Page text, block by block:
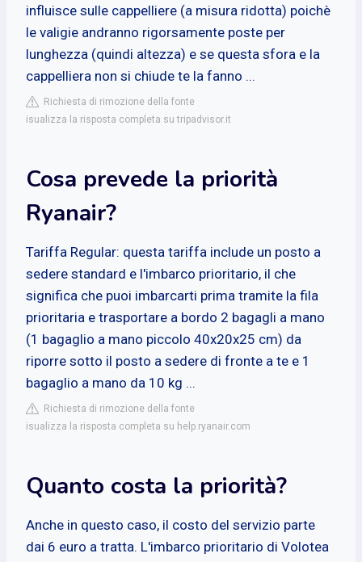
influisce sulle cappelliere (a misura ridotta) poichè
le valigie andranno rigorsamente poste per
lunghezza (quindi altezza) e se questa sfora e la
cappelliera non si chiude te la fanno ...
Richiesta di rimozione della fonte
isualizza la risposta completa su tripadvisor.it
Cosa prevede la priorità
Ryanair?
Tariffa Regular: questa tariffa include un posto a
sedere standard e l'imbarco prioritario, il che
significa che puoi imbarcarti prima tramite la fila
prioritaria e trasportare a bordo 2 bagagli a mano
(1 bagaglio a mano piccolo 40x20x25 cm) da
riporre sotto il posto a sedere di fronte a te e 1
bagaglio a mano da 10 kg ...
Richiesta di rimozione della fonte
isualizza la risposta completa su help.ryanair.com
Quanto costa la priorità?
Anche in questo caso, il costo del servizio parte
dai 6 euro a tratta. L'imbarco prioritario di Volotea